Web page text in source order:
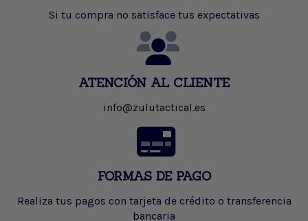
Si tu compra no satisface tus expectativas
ATENCIÓN AL CLIENTE
info@zulutactical.es
FORMAS DE PAGO
Realiza tus pagos con tarjeta de crédito o transferencia
bancaria